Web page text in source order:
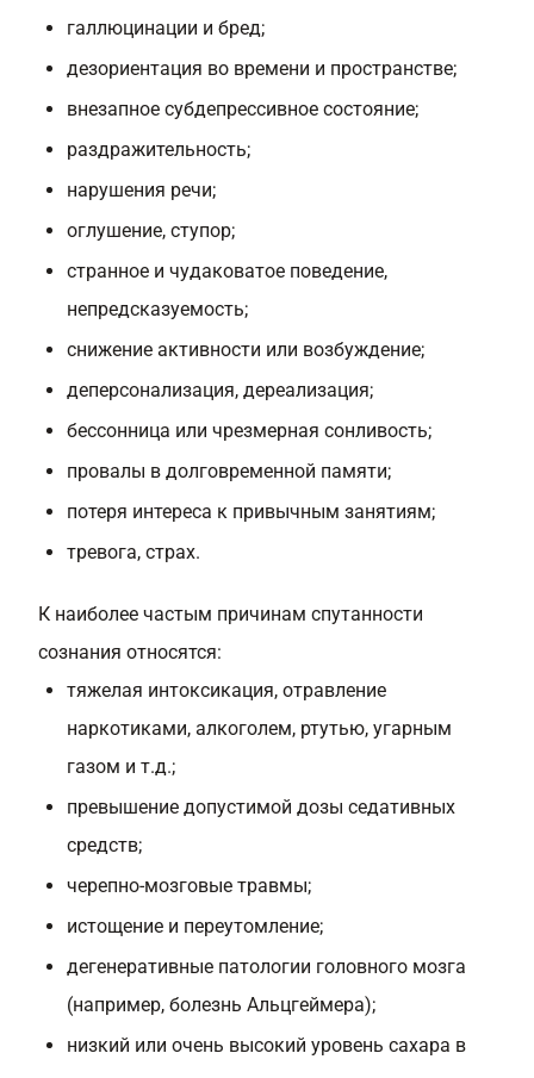
галлюцинации и бред;
дезориентация во времени и пространстве;
внезапное субдепрессивное состояние;
раздражительность;
нарушения речи;
оглушение, ступор;
странное и чудаковатое поведение,
непредсказуемость;
снижение активности или возбуждение;
деперсонализация, дереализация;
бессонница или чрезмерная сонливость;
провалы в долговременной памяти;
потеря интереса к привычным занятиям;
тревога, страх.
К наиболее частым причинам спутанности
сознания относятся:
тяжелая интоксикация, отравление
наркотиками, алкоголем, ртутью, угарным
газом и т.д.;
превышение допустимой дозы седативных
средств;
черепно-мозговые травмы;
истощение и переутомление;
дегенеративные патологии головного мозга
(например, болезнь Альцгеймера);
низкий или очень высокий уровень сахара в